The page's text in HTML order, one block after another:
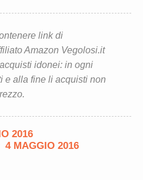
link di
Amazon Vegolosi.it
idonei: in ogni
e alla fine li acquisti non
2016
4 MAGGIO 2016